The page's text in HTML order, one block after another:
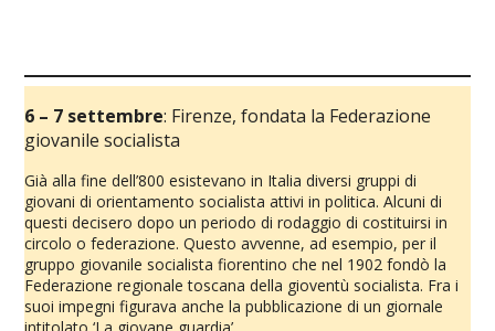
6 – 7 settembre: Firenze, fondata la Federazione
giovanile socialista
Già alla fine dell’800 esistevano in Italia diversi gruppi di
giovani di orientamento socialista attivi in politica. Alcuni di
questi decisero dopo un periodo di rodaggio di costituirsi in
circolo o federazione. Questo avvenne, ad esempio, per il
gruppo giovanile socialista fiorentino che nel 1902 fondò la
Federazione regionale toscana della gioventù socialista. Fra i
suoi impegni figurava anche la pubblicazione di un giornale